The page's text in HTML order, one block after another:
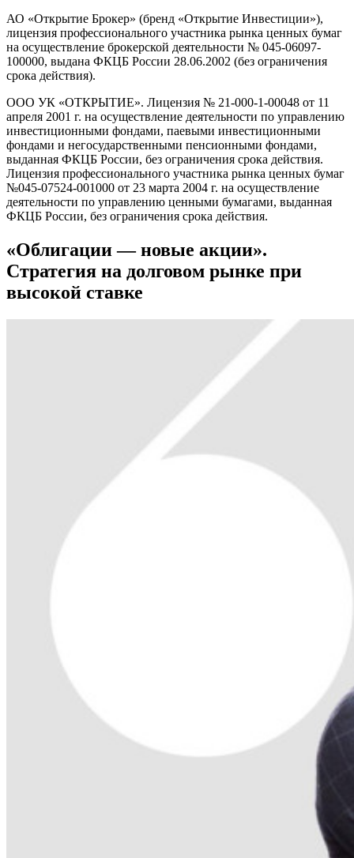
АО «Открытие Брокер» (бренд «Открытие Инвестиции»),
лицензия профессионального участника рынка ценных бумаг
на осуществление брокерской деятельности № 045-06097-
100000, выдана ФКЦБ России 28.06.2002 (без ограничения
срока действия).
ООО УК «ОТКРЫТИЕ». Лицензия № 21-000-1-00048 от 11
апреля 2001 г. на осуществление деятельности по управлению
инвестиционными фондами, паевыми инвестиционными
фондами и негосударственными пенсионными фондами,
выданная ФКЦБ России, без ограничения срока действия.
Лицензия профессионального участника рынка ценных бумаг
№045-07524-001000 от 23 марта 2004 г. на осуществление
деятельности по управлению ценными бумагами, выданная
ФКЦБ России, без ограничения срока действия.
«Облигации — новые акции».
Стратегия на долговом рынке при
высокой ставке